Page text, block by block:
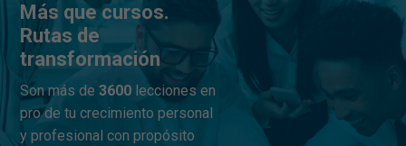
Más que cursos.
Rutas de
transformación
Son más de3600 lecciones en
pro de tu crecimiento personal
y profesional con propósito